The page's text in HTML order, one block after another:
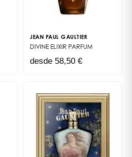
JEAN PAUL GAULTIER
DIVINE ELIXIR PARFUM
desde 58,50 €